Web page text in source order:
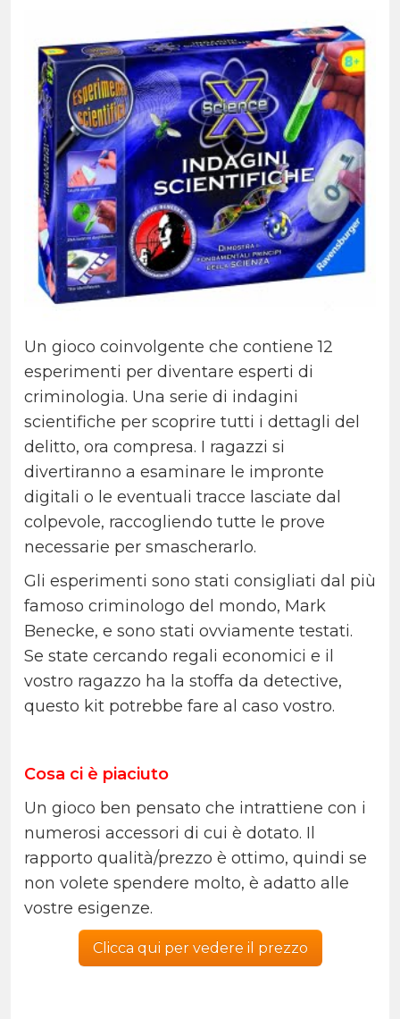
Un gioco coinvolgente che contiene 12
esperimenti per diventare esperti di
criminologia. Una serie di indagini
scientifiche per scoprire tutti i dettagli del
delitto, ora compresa. I ragazzi si
divertiranno a esaminare le impronte
digitali o le eventuali tracce lasciate dal
colpevole, raccogliendo tutte le prove
necessarie per smascherarlo.
Gli esperimenti sono stati consigliati dal più
famoso criminologo del mondo, Mark
Benecke, e sono stati ovviamente testati.
Se state cercando regali economici e il
vostro ragazzo ha la stoffa da detective,
questo kit potrebbe fare al caso vostro.
Cosa ci è piaciuto
Un gioco ben pensato che intrattiene con i
numerosi accessori di cui è dotato. Il
rapporto qualità/prezzo è ottimo, quindi se
non volete spendere molto, è adatto alle
vostre esigenze.
Clicca qui per vedere il prezzo